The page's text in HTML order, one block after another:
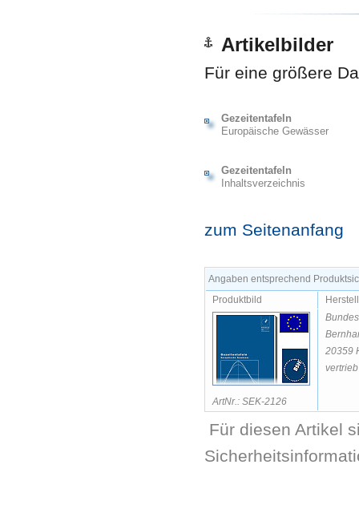
Artikelbilder
Für eine größere
Gezeitentafeln
Europäische Gewässer
Gezeitentafeln
Inhaltsverzeichnis
zum Seitenanfang
Angaben entsprechend
Produktbild
ArtNr.: SEK-2126
20359
Für diesen Artikel